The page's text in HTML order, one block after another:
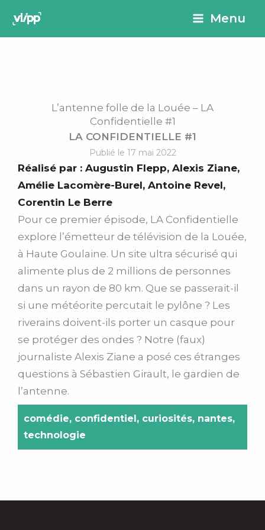
principal
Menu
L’antenne folle de la Louée – LA
Confidentielle #1
LA CONFIDENTIELLE #1
Publié le 17 mai 2022
Réalisé par : Augustin Flepp, Alexis Ziane,
Amélie Lacomère-Burel, Antoine Revel,
Corentin Le Berre
Pour ce premier épisode, LA Confidentielle
explore l’émetteur de télévision de la Louée,
à Haute Goulaine. Un site ultra sécurisé qui
alimente plus de 2 millions de personnes
dans un rayon de 80 km. Que se passerait-il
si une météorite percutait le pylône ? Les
riverains doivent-ils porter un casque pour
se protéger des ondes ? Notre (faux)
journaliste Alexis Ziane a posé ces étranges
questions à Sébastien Girault, le gardien de
l’antenne.
comédie, confidentiel, curiosités, nantes,
technologie